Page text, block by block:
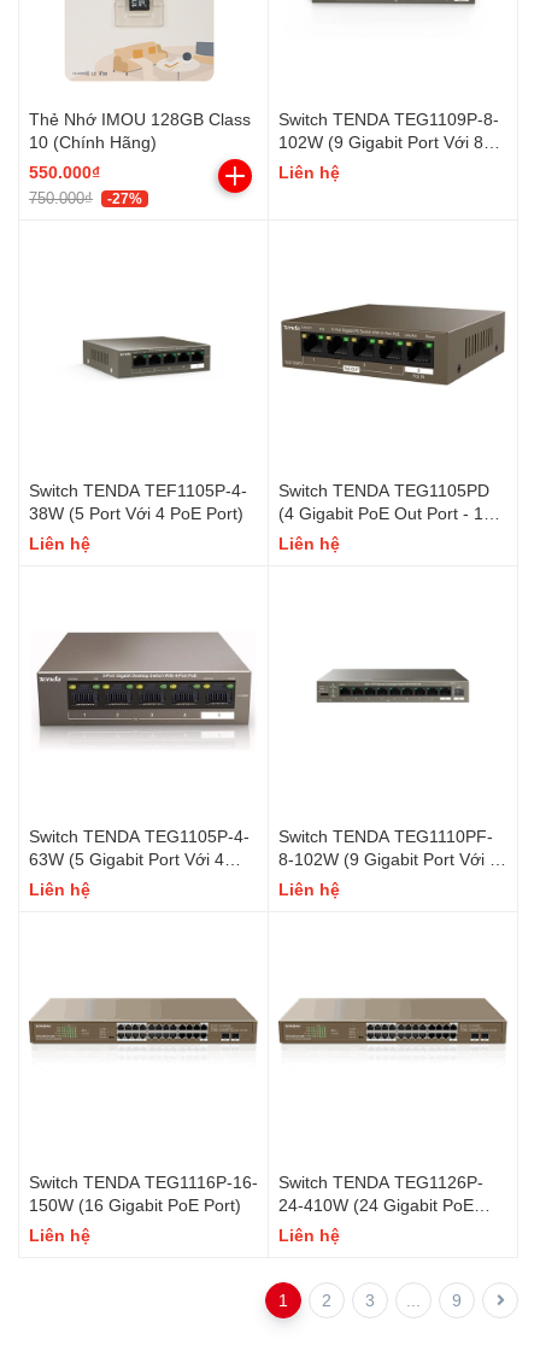
Thẻ Nhớ IMOU 128GB Class
10 (Chính Hãng)
550.000₫
750.000₫ -27%
Switch TENDA TEG1109P-8-
102W (9 Gigabit Port Với 8
PoE Port)
Liên hệ
Switch TENDA TEF1105P-4-
38W (5 Port Với 4 PoE Port)
Liên hệ
Switch TENDA TEG1105PD
(4 Gigabit PoE Out Port - 1
Gigabit PoE In Port)
Liên hệ
Switch TENDA TEG1105P-4-
63W (5 Gigabit Port Với 4
PoE Port)
Liên hệ
Switch TENDA TEG1110PF-
8-102W (9 Gigabit Port Với 8
PoE Port - 1 SFP Port)
Liên hệ
Switch TENDA TEG1116P-16-
150W (16 Gigabit PoE Port)
Liên hệ
Switch TENDA TEG1126P-
24-410W (24 Gigabit PoE
Port - 2 SFP Port)
Liên hệ
1 2 3 9